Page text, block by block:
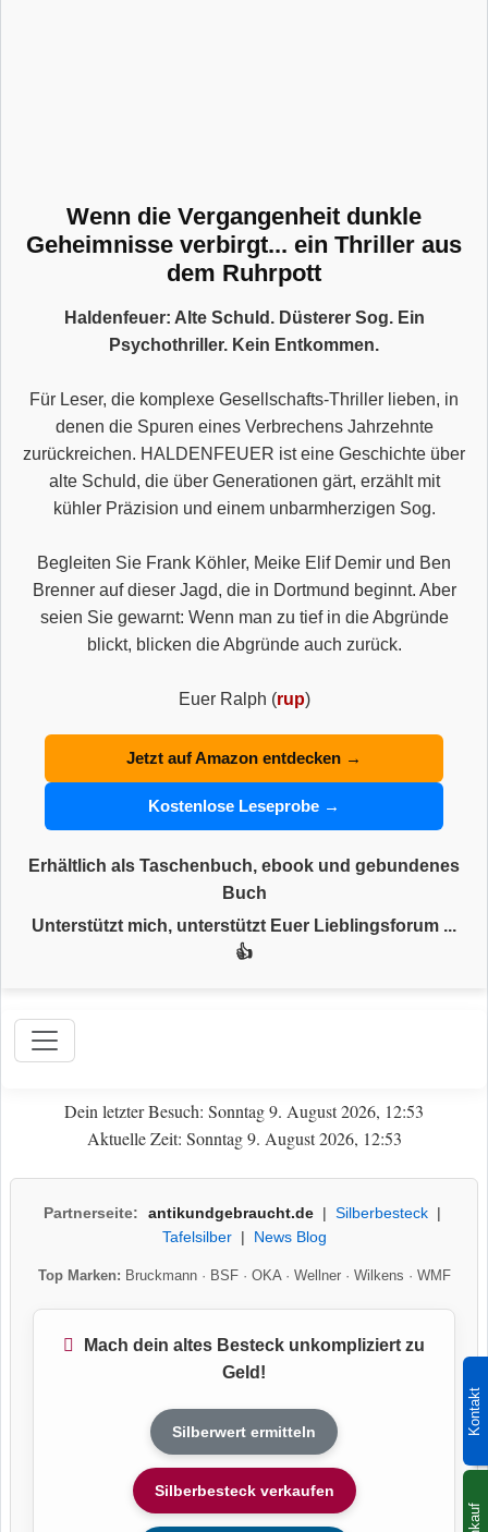
Kontakt
Wenn die Vergangenheit dunkle
Geheimnisse verbirgt... ein Thriller aus
dem Ruhrpott
Haldenfeuer: Alte Schuld. Düsterer Sog. Ein
Psychothriller. Kein Entkommen.
Für Leser, die komplexe Gesellschafts-Thriller lieben, in
denen die Spuren eines Verbrechens Jahrzehnte
zurückreichen. HALDENFEUER ist eine Geschichte über
alte Schuld, die über Generationen gärt, erzählt mit
kühler Präzision und einem unbarmherzigen Sog.
Begleiten Sie Frank Köhler, Meike Elif Demir und Ben
Brenner auf dieser Jagd, die in Dortmund beginnt. Aber
seien Sie gewarnt: Wenn man zu tief in die Abgründe
blickt, blicken die Abgründe auch zurück.
Euer Ralph (rup)
Jetzt auf Amazon entdecken →
Kostenlose Leseprobe →
Erhältlich als Taschenbuch, ebook und gebundenes
Buch
Unterstützt mich, unterstützt Euer Lieblingsforum ...
👍
Dein letzter Besuch: Sonntag 9. August 2026, 12:53
Aktuelle Zeit: Sonntag 9. August 2026, 12:53
Partnerseite: antikundgebraucht.de| Silberbesteck|
Tafelsilber| News Blog
Top Marken: Bruckmann· BSF· OKA· Wellner· Wilkens · WMF
Mach dein altes Besteck unkompliziert zu
Geld!
Silberwert ermitteln
Silberbesteck verkaufen